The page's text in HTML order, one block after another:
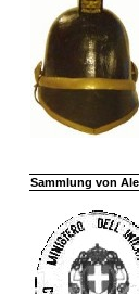
Sammlung von